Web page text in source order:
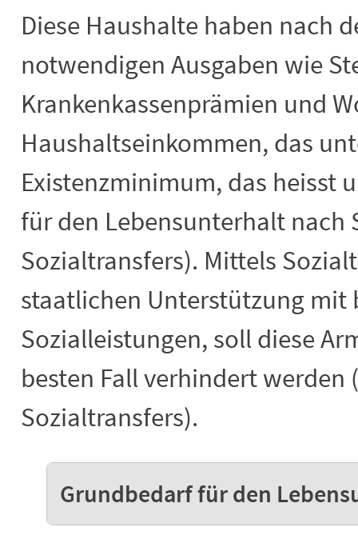
Diese Haushalte haben nach
notwendigen Ausgaben wie
Krankenkassenprämien und
Haushaltseinkommen, das
Existenzminimum, das heisst
für den Lebensunterhalt nach
Sozialtransfers). Mittels
staatlichen Unterstützung mit
Sozialleistungen, soll diese
besten Fall verhindert werden
Sozialtransfers).
Grundbedarf für den